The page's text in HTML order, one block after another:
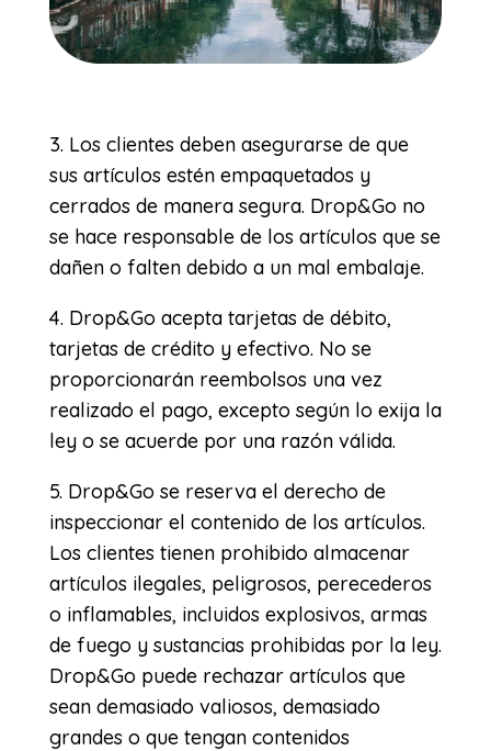
3. Los clientes deben asegurarse de que
sus artículos estén empaquetados y
cerrados de manera segura. Drop&Go no
se hace responsable de los artículos que se
dañen o falten debido a un mal embalaje.
4. Drop&Go acepta tarjetas de débito,
tarjetas de crédito y efectivo. No se
proporcionarán reembolsos una vez
realizado el pago, excepto según lo exija la
ley o se acuerde por una razón válida.
5. Drop&Go se reserva el derecho de
inspeccionar el contenido de los artículos.
Los clientes tienen prohibido almacenar
artículos ilegales, peligrosos, perecederos
o inflamables, incluidos explosivos, armas
de fuego y sustancias prohibidas por la ley.
Drop&Go puede rechazar artículos que
sean demasiado valiosos, demasiado
grandes o que tengan contenidos